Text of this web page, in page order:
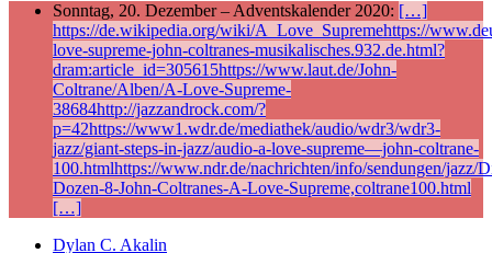
Sonntag, 20. Dezember – Adventskalender 2020: […]
https://de.wikipedia.org/wiki/A_Love_Supremehttps://
love-supreme-john-coltranes-musikalisches.932.de.html?
dram:article_id=305615https://www.laut.de/John-
Coltrane/Alben/A-Love-Supreme-
38684http://jazzandrock.com/?
p=42https://www1.wdr.de/mediathek/audio/wdr3/wdr3-
jazz/giant-steps-in-jazz/audio-a-love-supreme—john-coltrane-
100.htmlhttps://www.ndr.de/nachrichten/info/sendungen/jazz/
Dozen-8-John-Coltranes-A-Love-Supreme,coltrane100.html
[…]
Dylan C. Akalin